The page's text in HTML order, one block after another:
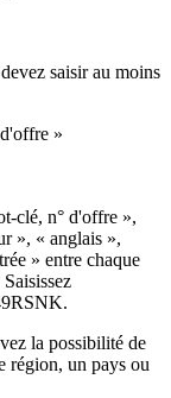
saisir au moins
»
clé, n° d'offre »,
», « anglais »,
» entre chaque
la possibilité de
région, un pays ou